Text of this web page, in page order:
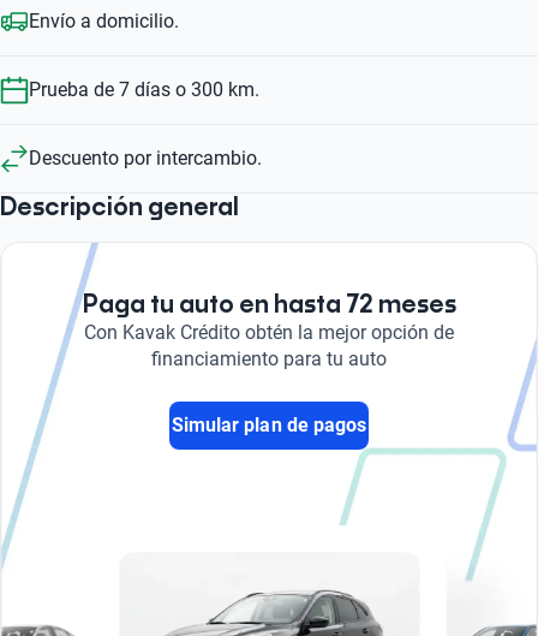
Envío a domicilio.
Prueba de 7 días o 300 km.
Descuento por intercambio.
Descripción general
Paga tu auto en hasta 72 meses
Con Kavak Crédito obtén la mejor opción de
financiamiento para tu auto
Simular plan de pagos